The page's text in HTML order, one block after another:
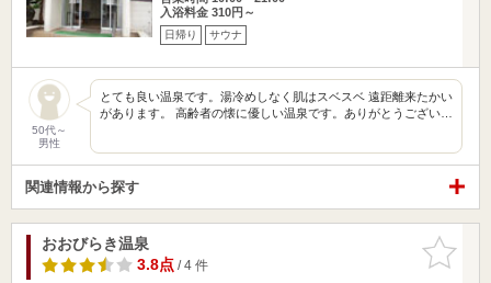
入浴料金 310円～
日帰り サウナ
50代～
男性
とても良い温泉です。湯冷めしなく肌はスベスベ 遠距離来たかい
があります。 高齢者の懐に優しい温泉です。ありがとうござい…
関連情報から探す
お気に入
りに追加
おおびらき温泉
3.8点/ 4 件